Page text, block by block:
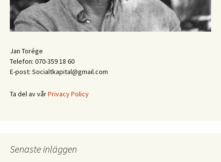
Jan Torége
Telefon: 070-359 18 60
E-post: Socialtkapital@gmail.com
Ta del av vårPrivacy Policy
Senaste inläggen